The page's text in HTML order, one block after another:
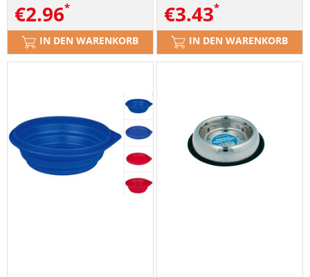
€2.96
IN DEN WARENKORB
€3.43
IN DEN WARENKORB